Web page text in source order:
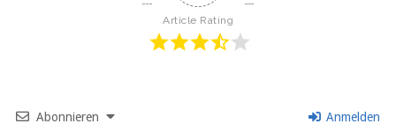
Article Rating
Abonnieren Anmelden